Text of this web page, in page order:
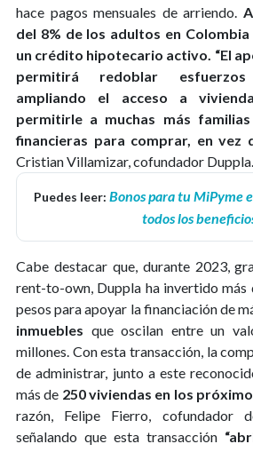
hace pagos mensuales de arriendo.
del 8% de los adultos en
un crédito hipotecario activo. “El
permitirá redoblar
ampliando el acceso a
permitirle a muchas más
financieras para comprar, en vez
Cristian Villamizar, cofundador Duppla.
Puedes leer: Bonos para tu MiPyme
todos los
Cabe destacar que, durante 2023,
rent-to-own, Duppla ha invertido más
pesos para apoyar la financiación de
inmuebles que oscilan entre un
millones. Con esta transacción, la
de administrar, junto a este
más de 250 viviendas en los
razón, Felipe Fierro, cofundador
señalando que esta transacción